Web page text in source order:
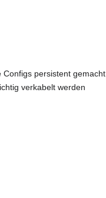
persistent gemacht
verkabelt werden